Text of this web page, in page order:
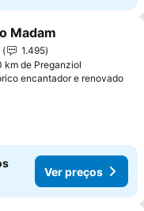
aos favoritos
Madam
1.495
km de Preganziol
encantador e renovado
Ver preços